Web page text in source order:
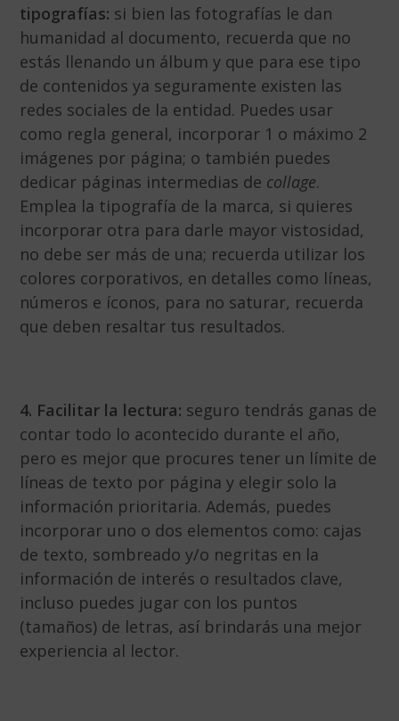
tipografías: si bien las fotografías le dan
humanidad al documento, recuerda que no
estás llenando un álbum y que para ese tipo
de contenidos ya seguramente existen las
redes sociales de la entidad. Puedes usar
como regla general, incorporar 1 o máximo 2
imágenes por página; o también puedes
dedicar páginas intermedias de collage.
Emplea la tipografía de la marca, si quieres
incorporar otra para darle mayor vistosidad,
no debe ser más de una; recuerda utilizar los
colores corporativos, en detalles como líneas,
números e íconos, para no saturar, recuerda
que deben resaltar tus resultados.
4. Facilitar la lectura: seguro tendrás ganas de
contar todo lo acontecido durante el año,
pero es mejor que procures tener un límite de
líneas de texto por página y elegir solo la
información prioritaria. Además, puedes
incorporar uno o dos elementos como: cajas
de texto, sombreado y/o negritas en la
información de interés o resultados clave,
incluso puedes jugar con los puntos
(tamaños) de letras, así brindarás una mejor
experiencia al lector.